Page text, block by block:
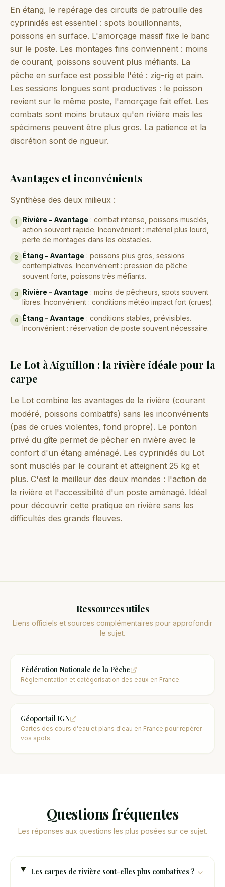
En étang, le repérage des circuits de patrouille des
cyprinidés est essentiel : spots bouillonnants,
poissons en surface. L'amorçage massif fixe le banc
sur le poste. Les montages fins conviennent : moins
de courant, poissons souvent plus méfiants. La
pêche en surface est possible l'été : zig-rig et pain.
Les sessions longues sont productives : le poisson
revient sur le même poste, l'amorçage fait effet. Les
combats sont moins brutaux qu'en rivière mais les
spécimens peuvent être plus gros. La patience et la
discrétion sont de rigueur.
Avantages et inconvénients
Synthèse des deux milieux :
1 Rivière – Avantage : combat intense, poissons musclés,
action souvent rapide. Inconvénient : matériel plus lourd,
perte de montages dans les obstacles.
2 Étang – Avantage : poissons plus gros, sessions
contemplatives. Inconvénient : pression de pêche
souvent forte, poissons très méfiants.
3 Rivière – Avantage : moins de pêcheurs, spots souvent
libres. Inconvénient : conditions météo impact fort (crues).
4 Étang – Avantage : conditions stables, prévisibles.
Inconvénient : réservation de poste souvent nécessaire.
Le Lot à Aiguillon : la rivière idéale pour la
carpe
Le Lot combine les avantages de la rivière (courant
modéré, poissons combatifs) sans les inconvénients
(pas de crues violentes, fond propre). Le ponton
privé du gîte permet de pêcher en rivière avec le
confort d'un étang aménagé. Les cyprinidés du Lot
sont musclés par le courant et atteignent 25 kg et
plus. C'est le meilleur des deux mondes : l'action de
la rivière et l'accessibilité d'un poste aménagé. Idéal
pour découvrir cette pratique en rivière sans les
difficultés des grands fleuves.
Ressources utiles
Liens officiels et sources complémentaires pour approfondir
le sujet.
Fédération Nationale de la Pêche
Réglementation et catégorisation des eaux en France.
Géoportail IGN
Cartes des cours d'eau et plans d'eau en France pour repérer
vos spots.
Questions fréquentes
Les réponses aux questions les plus posées sur ce sujet.
Les carpes de rivière sont-elles plus combatives ?